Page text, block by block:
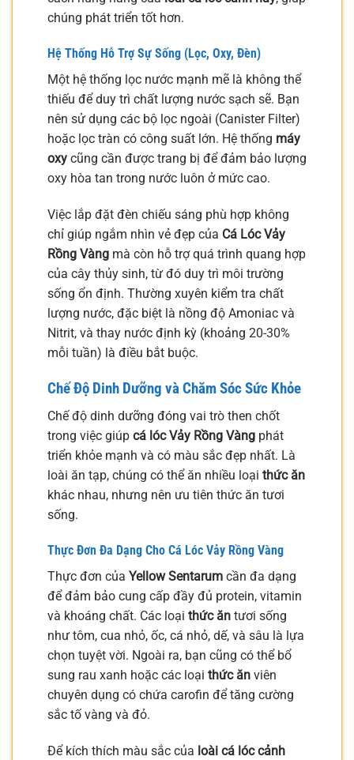
chúng phát triển tốt hơn.
Hệ Thống Hỗ Trợ Sự Sống (Lọc, Oxy, Đèn)
Một hệ thống lọc nước mạnh mẽ là không thể
thiếu để duy trì chất lượng nước sạch sẽ. Bạn
nên sử dụng các bộ lọc ngoài (Canister Filter)
hoặc lọc tràn có công suất lớn. Hệ thống máy
oxy cũng cần được trang bị để đảm bảo lượng
oxy hòa tan trong nước luôn ở mức cao.
Việc lắp đặt đèn chiếu sáng phù hợp không
chỉ giúp ngắm nhìn vẻ đẹp của Cá Lóc Vảy
Rồng Vàng mà còn hỗ trợ quá trình quang hợp
của cây thủy sinh, từ đó duy trì môi trường
sống ổn định. Thường xuyên kiểm tra chất
lượng nước, đặc biệt là nồng độ Amoniac và
Nitrit, và thay nước định kỳ (khoảng 20-30%
mỗi tuần) là điều bắt buộc.
Chế Độ Dinh Dưỡng và Chăm Sóc Sức Khỏe
Chế độ dinh dưỡng đóng vai trò then chốt
trong việc giúp cá lóc Vảy Rồng Vàng phát
triển khỏe mạnh và có màu sắc đẹp nhất. Là
loài ăn tạp, chúng có thể ăn nhiều loại thức ăn
khác nhau, nhưng nên ưu tiên thức ăn tươi
sống.
Thực Đơn Đa Dạng Cho Cá Lóc Vảy Rồng Vàng
Thực đơn của Yellow Sentarum cần đa dạng
để đảm bảo cung cấp đầy đủ protein, vitamin
và khoáng chất. Các loại thức ăn tươi sống
như tôm, cua nhỏ, ốc, cá nhỏ, dế, và sâu là lựa
chọn tuyệt vời. Ngoài ra, bạn cũng có thể bổ
sung rau xanh hoặc các loại thức ăn viên
chuyên dụng có chứa carofin để tăng cường
sắc tố vàng và đỏ.
Để kích thích màu sắc của loài cá lóc cảnh